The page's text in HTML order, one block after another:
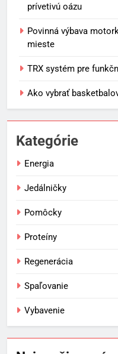
prívetivú oázu
Povinná výbava
mieste
TRX systém pre
Ako vybrať
Kategórie
Energia
Jedálničky
Pomôcky
Proteíny
Regenerácia
Spaľovanie
Vybavenie
5